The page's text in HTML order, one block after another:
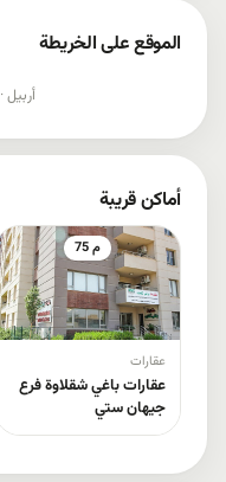
أماكن قريبة
75 م
عقارات
عقارات باغي شقلاوة فرع
جیهان ستي
الموقع على الخريطة
أربيل ·